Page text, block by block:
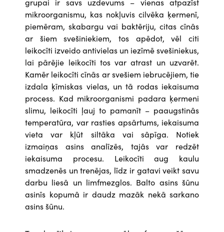
mikroorganismu, kas nokļuvis cilvēka ķermenī,
piemēram, skabargu vai baktēriju, citas cīnās
ar šiem svešiniekiem, tos apēdot, vēl citi
leikocīti izveido antivielas un iezīmē svešiniekus,
lai pārējie leikocīti tos var atrast un uzvarēt.
Kamēr leikocīti cīnās ar svešiem iebrucējiem, tie
izdala ķīmiskas vielas, un tā rodas iekaisuma
process. Kad mikroorganismi padara ķermeni
slimu, leikocīti ļauj to pamanīt – paaugstinās
temperatūra, var rasties apsārtums, iekaisuma
vieta var kļūt siltāka vai sāpīga. Notiek
izmaiņas asins analīzēs, tajās var redzēt
iekaisuma procesu. Leikocīti aug kaulu
smadzenēs un trenējas, līdz ir gatavi veikt savu
darbu liesā un limfmezglos. Balto asins šūnu
asinīs kopumā ir daudz mazāk nekā sarkano
asins šūnu.